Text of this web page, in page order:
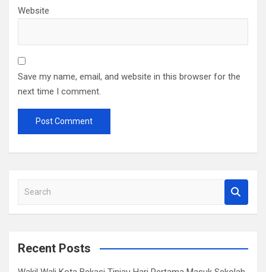
Website
Save my name, email, and website in this browser for the
next time I comment.
a
c
Recent Posts